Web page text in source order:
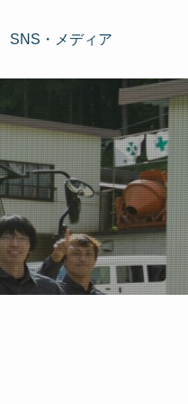
SNS・メディア